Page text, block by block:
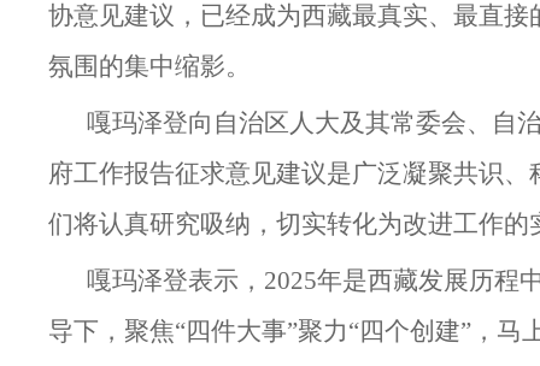
协意见建议，已经成为西藏最真实、最直
氛围的集中缩影。
嘎玛泽登向自治区人大及其常委会、自
府工作报告征求意见建议是广泛凝聚共识
们将认真研究吸纳，切实转化为改进工作
嘎玛泽登表示，2025年是西藏发展历程
导下，聚焦“四件大事”聚力“四个创建”，